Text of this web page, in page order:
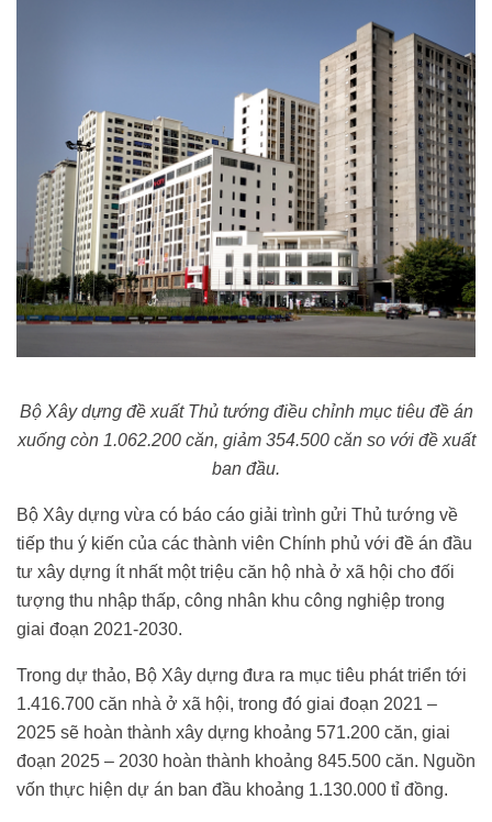
Bộ Xây dựng đề xuất Thủ tướng điều chỉnh mục tiêu đề án
xuống còn 1.062.200 căn, giảm 354.500 căn so với đề xuất
ban đầu.
Bộ Xây dựng vừa có báo cáo giải trình gửi Thủ tướng về
tiếp thu ý kiến của các thành viên Chính phủ với đề án đầu
tư xây dựng ít nhất một triệu căn hộ nhà ở xã hội cho đối
tượng thu nhập thấp, công nhân khu công nghiệp trong
giai đoạn 2021-2030.
Trong dự thảo, Bộ Xây dựng đưa ra mục tiêu phát triển tới
1.416.700 căn nhà ở xã hội, trong đó giai đoạn 2021 –
2025 sẽ hoàn thành xây dựng khoảng 571.200 căn, giai
đoạn 2025 – 2030 hoàn thành khoảng 845.500 căn. Nguồn
vốn thực hiện dự án ban đầu khoảng 1.130.000 tỉ đồng.